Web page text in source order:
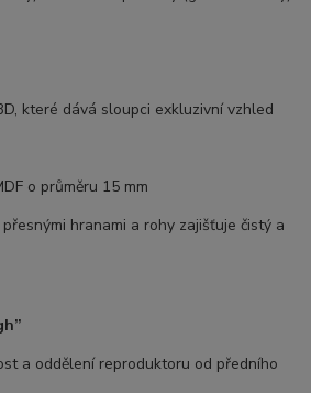
které dává sloupci exkluzivní vzhled
o průměru 15 mm
hranami a rohy zajišťuje čistý a
a oddělení reproduktoru od předního